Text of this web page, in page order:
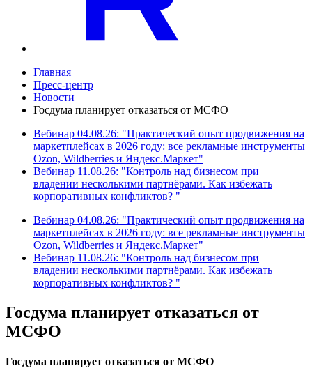
Главная
Пресс-центр
Новости
Госдума планирует отказаться от МСФО
Вебинар 04.08.26: "Практический опыт продвижения на
маркетплейсах в 2026 году: все рекламные инструменты
Ozon, Wildberries и Яндекс.Маркет"
Вебинар 11.08.26: "Контроль над бизнесом при
владении несколькими партнёрами. Как избежать
корпоративных конфликтов? "
Вебинар 04.08.26: "Практический опыт продвижения на
маркетплейсах в 2026 году: все рекламные инструменты
Ozon, Wildberries и Яндекс.Маркет"
Вебинар 11.08.26: "Контроль над бизнесом при
владении несколькими партнёрами. Как избежать
корпоративных конфликтов? "
Госдума планирует отказаться от
МСФО
Госдума планирует отказаться от МСФО